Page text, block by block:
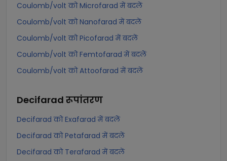
Coulomb/volt को Microfarad में बदलें
Coulomb/volt को Nanofarad में बदलें
Coulomb/volt को Picofarad में बदलें
Coulomb/volt को Femtofarad में बदलें
Coulomb/volt को Attoofarad में बदलें
Decifarad रूपांतरण
Decifarad को Exafarad में बदलें
Decifarad को Petafarad में बदलें
Decifarad को Terafarad में बदलें